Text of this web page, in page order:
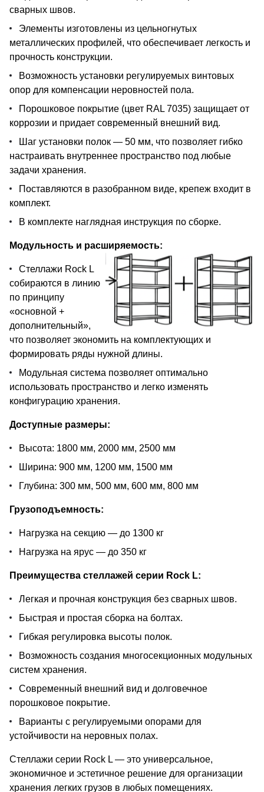
сварных швов.
Элементы изготовлены из цельногнутых
металлических профилей, что обеспечивает легкость и
прочность конструкции.
Возможность установки регулируемых винтовых
опор для компенсации неровностей пола.
Порошковое покрытие (цвет RAL 7035) защищает от
коррозии и придает современный внешний вид.
Шаг установки полок — 50 мм, что позволяет гибко
настраивать внутреннее пространство под любые
задачи хранения.
Поставляются в разобранном виде, крепеж входит в
комплект.
В комплекте наглядная инструкция по сборке.
Модульность и расширяемость:
Стеллажи Rock L
собираются в линию
по принципу
«основной +
дополнительный»,
что позволяет экономить на комплектующих и
формировать ряды нужной длины.
Модульная система позволяет оптимально
использовать пространство и легко изменять
конфигурацию хранения.
Доступные размеры:
Высота: 1800 мм, 2000 мм, 2500 мм
Ширина: 900 мм, 1200 мм, 1500 мм
Глубина: 300 мм, 500 мм, 600 мм, 800 мм
Грузоподъемность:
Нагрузка на секцию — до 1300 кг
Нагрузка на ярус — до 350 кг
Преимущества стеллажей серии Rock L:
Легкая и прочная конструкция без сварных швов.
Быстрая и простая сборка на болтах.
Гибкая регулировка высоты полок.
Возможность создания многосекционных модульных
систем хранения.
Современный внешний вид и долговечное
порошковое покрытие.
Варианты с регулируемыми опорами для
устойчивости на неровных полах.
Стеллажи серии Rock L — это универсальное,
экономичное и эстетичное решение для организации
хранения легких грузов в любых помещениях.